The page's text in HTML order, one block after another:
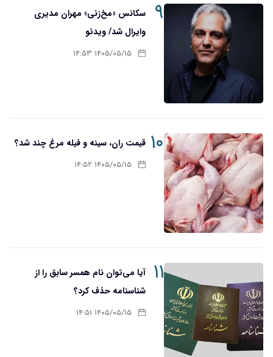
۹
سکانس «مخ‌زنی» مهران مدیری
وایرال شد/ ویدئو
۱۴۰۵/۰۵/۱۵ ۱۴:۵۳
۱۰ قیمت ران، سینه و فیله مرغ چند شد؟
۱۴۰۵/۰۵/۱۵ ۱۴:۵۲
۱۱
آیا می‌توان نام همسر سابق را از
شناسنامه حذف کرد؟
۱۴۰۵/۰۵/۱۵ ۱۴:۵۱